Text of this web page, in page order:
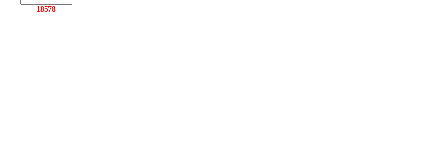
18578